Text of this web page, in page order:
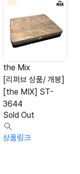
the Mix
[리퍼브 상품/ 개봉]
[the MIX] ST-
3644
Sold Out
상품링크